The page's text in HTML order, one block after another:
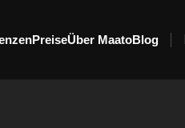
PreiseÜber MaatoBlog